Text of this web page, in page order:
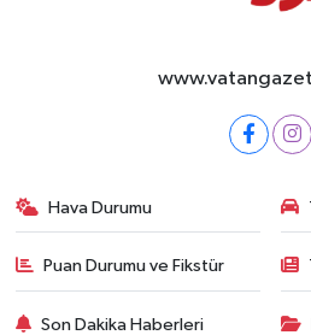
Hava Durumu
Puan Durumu ve Fikstür
Son Dakika Haberleri